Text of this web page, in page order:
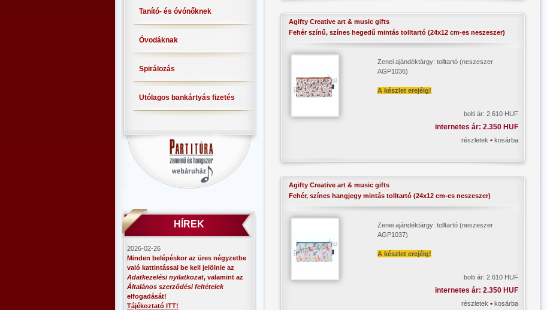
Tanító- és óvónőknek
Óvodáknak
Spirálozás
Utólagos bankártyás fizetés
HÍREK
2026-02-26
Minden belépéskor az üres négyzetbe
való kattintással be kell jelölnie az
Adatkezelési nyilatkozat, valamint az
Általános szerződési feltételek
elfogadását!
Tájékoztató ITT!
Agifty Creative art & music gifts
Fehér színű, színes hegedű mintás tolltartó (24x12 cm-es neszeszer)
Zenei ajándéktárgy: tolltartó (neszeszer
AGP1036)
A készlet erejéig!
bolti ár: 2.610 HUF
internetes ár: 2.350 HUF
részletek • kosárba
Agifty Creative art & music gifts
Fehér, színes hangjegy mintás tolltartó (24x12 cm-es neszeszer)
Zenei ajándéktárgy: tolltartó (neszeszer
AGP1037)
A készlet erejéig!
bolti ár: 2.610 HUF
internetes ár: 2.350 HUF
részletek • kosárba